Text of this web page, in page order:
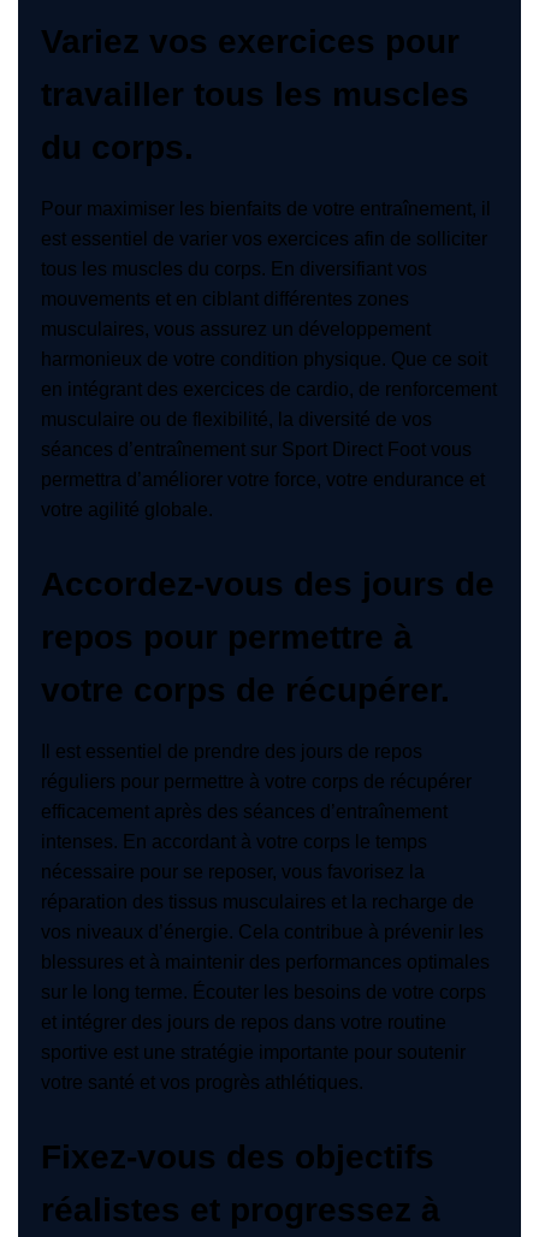
Variez vos exercices pour
travailler tous les muscles
du corps.
Pour maximiser les bienfaits de votre entraînement, il
est essentiel de varier vos exercices afin de solliciter
tous les muscles du corps. En diversifiant vos
mouvements et en ciblant différentes zones
musculaires, vous assurez un développement
harmonieux de votre condition physique. Que ce soit
en intégrant des exercices de cardio, de renforcement
musculaire ou de flexibilité, la diversité de vos
séances d’entraînement sur Sport Direct Foot vous
permettra d’améliorer votre force, votre endurance et
votre agilité globale.
Accordez-vous des jours de
repos pour permettre à
votre corps de récupérer.
Il est essentiel de prendre des jours de repos
réguliers pour permettre à votre corps de récupérer
efficacement après des séances d’entraînement
intenses. En accordant à votre corps le temps
nécessaire pour se reposer, vous favorisez la
réparation des tissus musculaires et la recharge de
vos niveaux d’énergie. Cela contribue à prévenir les
blessures et à maintenir des performances optimales
sur le long terme. Écouter les besoins de votre corps
et intégrer des jours de repos dans votre routine
sportive est une stratégie importante pour soutenir
votre santé et vos progrès athlétiques.
Fixez-vous des objectifs
réalistes et progressez à